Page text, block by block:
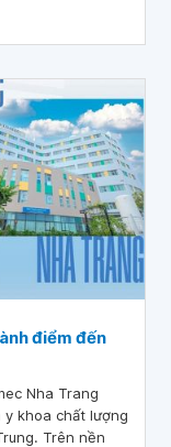
điểm đến
Nha Trang
khoa chất lượng
Trên nền